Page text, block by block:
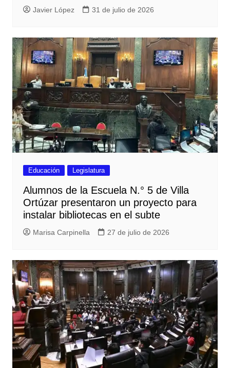
Javier López 31 de julio de 2026
Educación Legislatura
Alumnos de la Escuela N.° 5 de Villa
Ortúzar presentaron un proyecto para
instalar bibliotecas en el subte
Marisa Carpinella 27 de julio de 2026